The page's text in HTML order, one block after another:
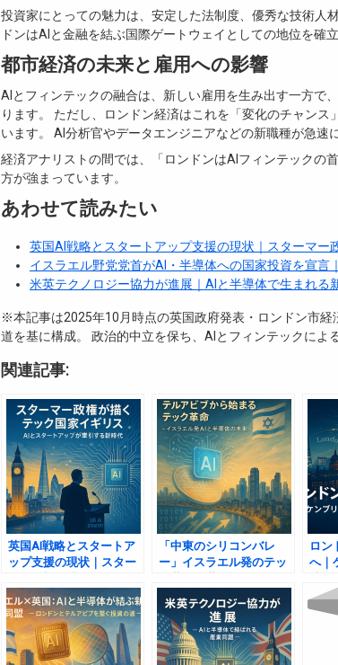
投資家にとっての魅力は、安定した法制度、優秀な技術人
ドンはAIと金融を結ぶ国際ゲートウェイとしての地位を確立
都市経済の未来と雇用への影響
AIとフィンテックの融合は、新しい雇用を生み出す一方で
ります。 ただし、ロンドン経済はこれを「変化のチャン
います。 AI分析官やデータエンジニアなどの新職種が急速
経済アナリストの間では、「ロンドンはAIフィンテックの
方が強まっています。
あわせて読みたい
英国AI戦略とスタートアップ支援の現状｜スターマー
イスラエル野党党首がAI・半導体への国家投資を宣言
米英テクノロジー協力が進展｜AIと半導体で生まれる
※本記事は2025年10月時点の英国政府発表・ロンドン市経
道を基に構成。 政治的中立を保ち、AIとフィンテックによ
関連記事:
英国AI戦略とスタートア
ップ支援の現状｜スター
家の未来
「中東のシリコンバレ
ー」イスラエル発のテッ
ロン
へ｜
都市